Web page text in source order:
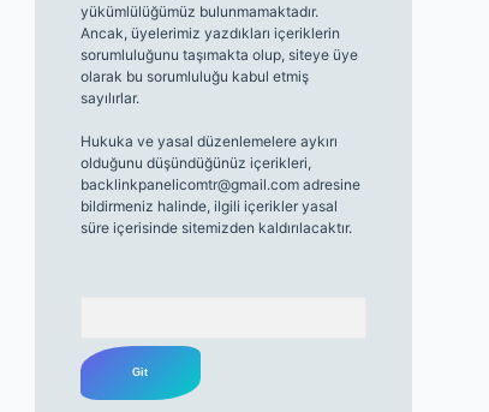
yükümlülüğümüz bulunmamaktadır.
Ancak, üyelerimiz yazdıkları içeriklerin
sorumluluğunu taşımakta olup, siteye üye
olarak bu sorumluluğu kabul etmiş
sayılırlar.
Hukuka ve yasal düzenlemelere aykırı
olduğunu düşündüğünüz içerikleri,
backlinkpanelicomtr@gmail.comadresine
bildirmeniz halinde, ilgili içerikler yasal
süre içerisinde sitemizden kaldırılacaktır.